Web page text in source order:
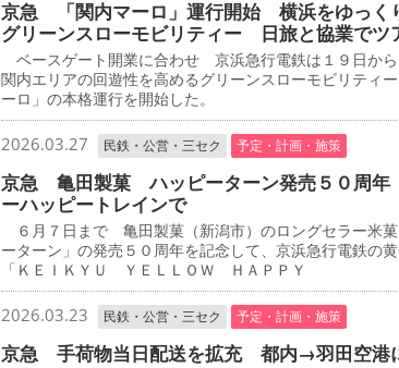
京急 「関内マーロ」運行開始 横浜をゆっく
グリーンスローモビリティー 日旅と協業でツ
ベースゲート開業に合わせ 京浜急行電鉄は１９日から
関内エリアの回遊性を高めるグリーンスローモビリティ
ーロ」の本格運行を開始した。
2026.03.27 民鉄・公営・三セク 予定・計画・施策
京急 亀田製菓 ハッピーターン発売５０周
ーハッピートレインで
６月７日まで 亀田製菓（新潟市）のロングセラー米
ーターン」の発売５０周年を記念して、京浜急行電鉄の
「ＫＥＩＫＹＵ ＹＥＬＬＯＷ ＨＡＰＰＹ
2026.03.23 民鉄・公営・三セク 予定・計画・施策
京急 手荷物当日配送を拡充 都内→羽田空港